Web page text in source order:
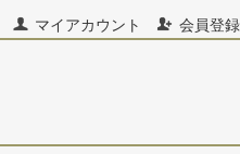
マイアカウント 会員登録